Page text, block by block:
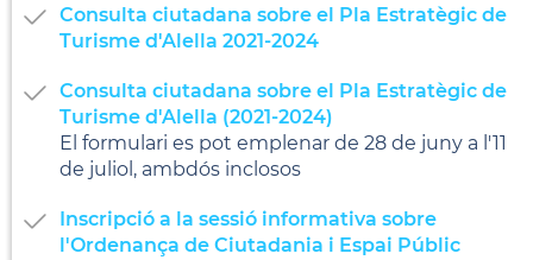
Consulta ciutadana sobre el Pla Estratègic de
Turisme d'Alella 2021-2024
Consulta ciutadana sobre el Pla Estratègic de
Turisme d'Alella (2021-2024)
El formulari es pot emplenar de 28 de juny a l'11
de juliol, ambdós inclosos
Inscripció a la sessió informativa sobre
l'Ordenança de Ciutadania i Espai Públic